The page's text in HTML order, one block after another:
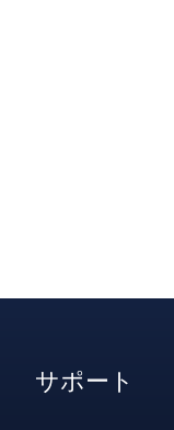
サポート